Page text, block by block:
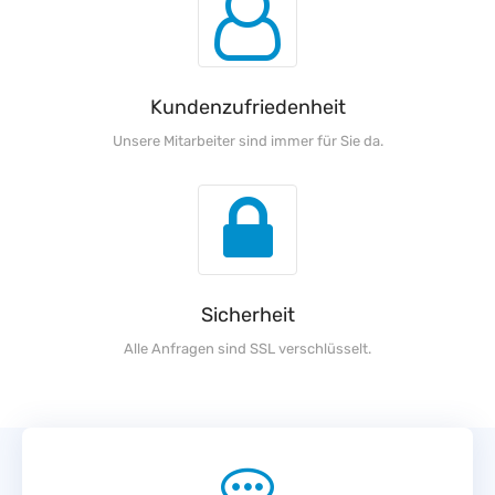
Kundenzufriedenheit
Unsere Mitarbeiter sind immer für Sie da.
Sicherheit
Alle Anfragen sind SSL verschlüsselt.